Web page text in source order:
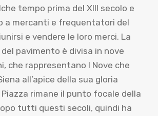
tempo prima del XIII secolo e
a mercanti e frequentatori del
e vendere le loro merci. La
pavimento è divisa in nove
che rappresentano I Nove che
all’apice della sua gloria
Piazza rimane il punto focale della
tutti questi secoli, quindi ha